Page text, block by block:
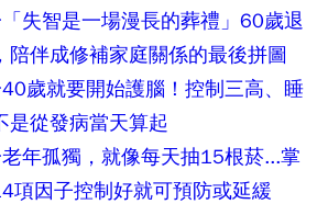
失智是一場漫長的葬禮」60歲退
陪伴成修補家庭關係的最後拼圖
歲就要開始護腦！控制三高、睡
從發病當天算起
年孤獨，就像每天抽15根菸...掌
項因子控制好就可預防或延緩